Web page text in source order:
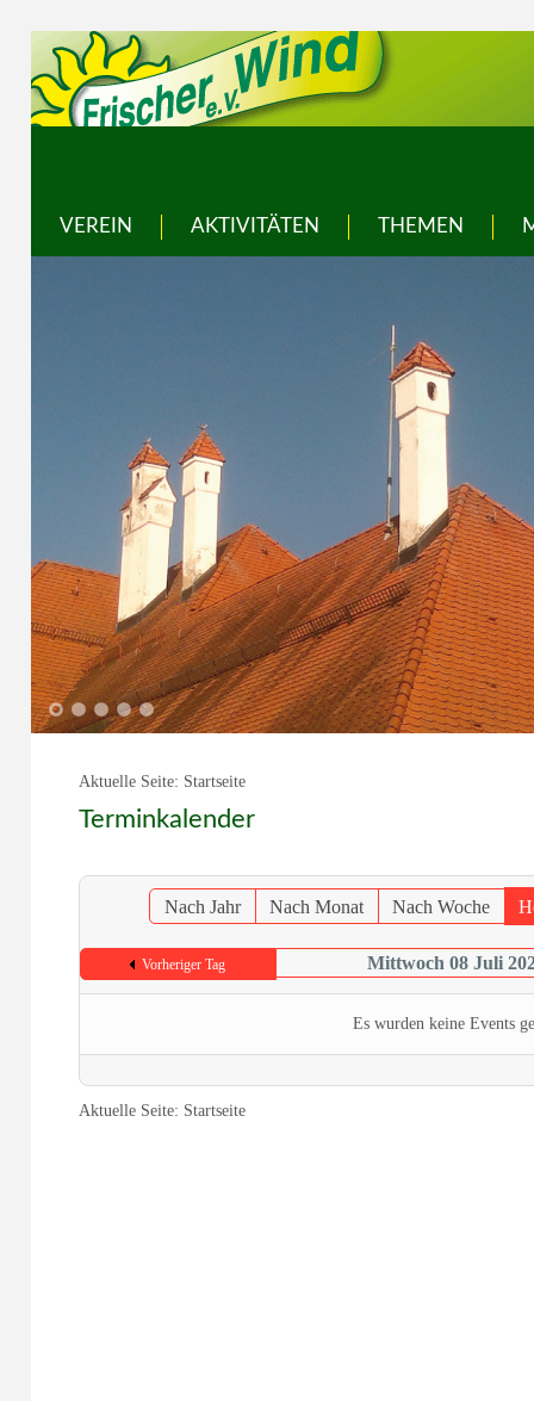
VEREIN AKTIVITÄTEN THEMEN
1 2 3 4 5
Aktuelle Seite: Startseite
Terminkalender
Nach Jahr Nach Monat Nach Woche
Vorheriger Tag Mittwoch 08 Juli
Es wurden keine Events
Aktuelle Seite: Startseite